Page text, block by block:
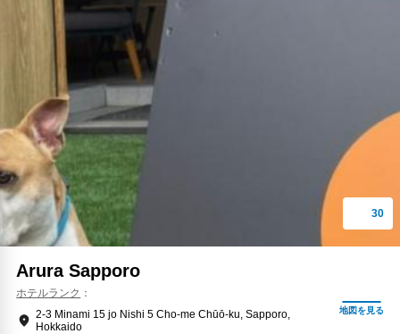
Arura Sapporo
ホテルランク
2-3 Minami 15 jo Nishi 5 Cho-me Chūō-ku, Sapporo,
Hokkaido